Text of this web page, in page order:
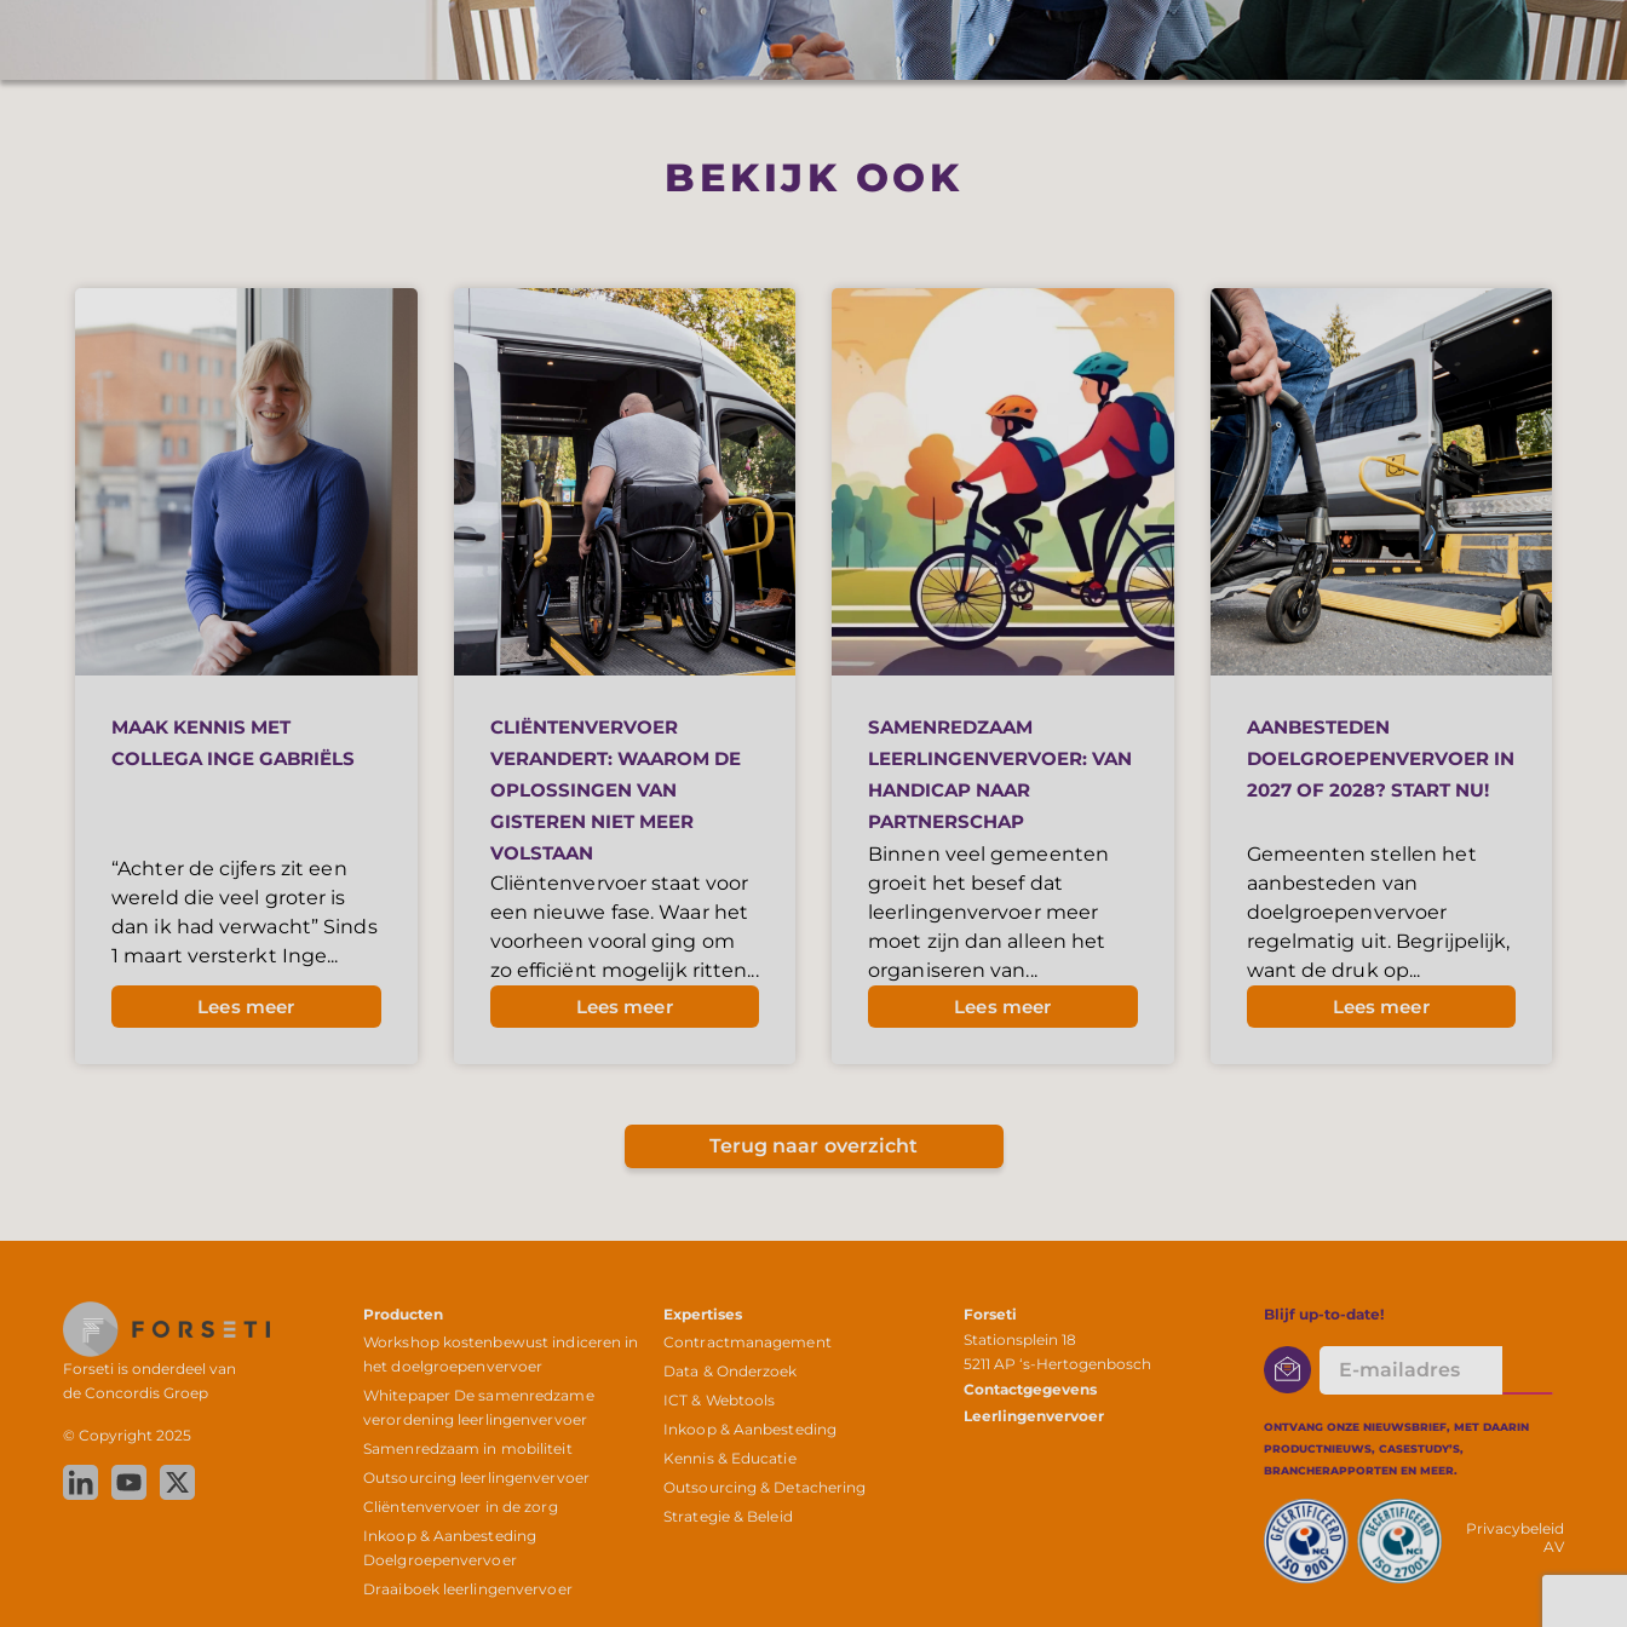
BEKIJK OOK
MAAK KENNIS MET
COLLEGA INGE GABRIËLS
“Achter de cijfers zit een
wereld die veel groter is
dan ik had verwacht” Sinds
1 maart versterkt Inge...
Lees meer
CLIËNTENVERVOER
VERANDERT: WAAROM DE
OPLOSSINGEN VAN
GISTEREN NIET MEER
VOLSTAAN
Cliëntenvervoer staat voor
een nieuwe fase. Waar het
voorheen vooral ging om
zo efficiënt mogelijk ritten...
Lees meer
SAMENREDZAAM
LEERLINGENVERVOER: VAN
HANDICAP NAAR
PARTNERSCHAP
Binnen veel gemeenten
groeit het besef dat
leerlingenvervoer meer
moet zijn dan alleen het
organiseren van...
Lees meer
AANBESTEDEN
DOELGROEPENVERVOER IN
2027 OF 2028? START NU!
Gemeenten stellen het
aanbesteden van
doelgroepenvervoer
regelmatig uit. Begrijpelijk,
want de druk op...
Lees meer
Terug naar overzicht
Forseti is onderdeel van
de Concordis Groep
© Copyright 2025
Producten
Workshop kostenbewust indiceren in
het doelgroepenvervoer
Whitepaper De samenredzame
verordening leerlingenvervoer
Samenredzaam in mobiliteit
Outsourcing leerlingenvervoer
Cliëntenvervoer in de zorg
Inkoop & Aanbesteding
Doelgroepenvervoer
Draaiboek leerlingenvervoer
Expertises
Contractmanagement
Data & Onderzoek
ICT & Webtools
Inkoop & Aanbesteding
Kennis & Educatie
Outsourcing & Detachering
Strategie & Beleid
Forseti
Stationsplein 18
5211 AP ‘s-Hertogenbosch
Contactgegevens
Leerlingenvervoer
Blijf up-to-date!
E-
mailadres
ONTVANG ONZE NIEUWSBRIEF, MET DAARIN
PRODUCTNIEUWS, CASESTUDY’S,
BRANCHERAPPORTEN EN MEER.
Privacybeleid
AV